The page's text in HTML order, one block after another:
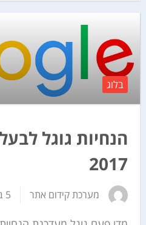
בלוג
הנחיות גוגל
2017
מערכת קידום אתר 5 בינואר 2016